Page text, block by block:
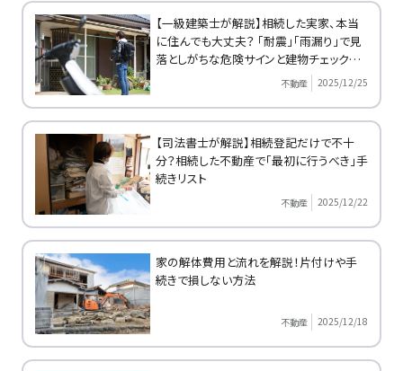
【一級建築士が解説】相続した実家、本当
に住んでも大丈夫？ 「耐震」「雨漏り」で見
落としがちな危険サインと建物チェックポ
不動産 2025/12/25
【司法書士が解説】相続登記だけで不十
分？相続した不動産で「最初に行うべき」手
続きリスト
不動産 2025/12/22
家の解体費用と流れを解説！片付けや手
続きで損しない方法
不動産 2025/12/18